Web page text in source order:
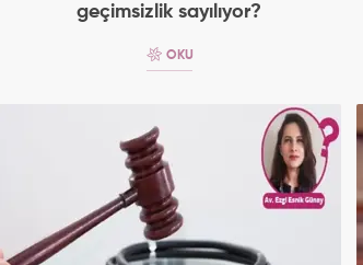
geçimsizlik sayılıyor?
OKU